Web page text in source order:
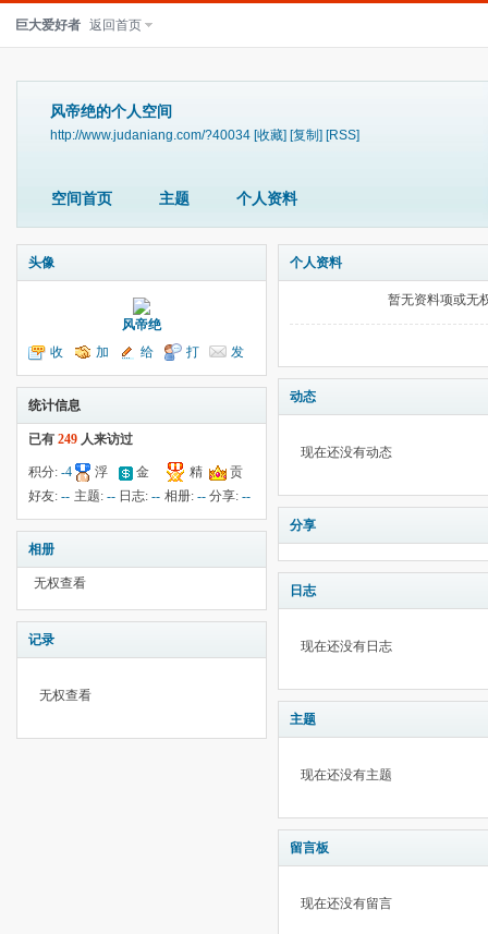
巨大爱好者 返回首页
风帝绝的个人空间
http://www.judaniang.com/?40034 [收藏] [复制] [RSS]
空间首页 主题 个人资料
头像
风帝绝
收
听TA
加
为好友
给
我留言
打
个招呼
发
送消息
统计信息
已有 249 人来访过
积分: -4
浮
云:
金
钱:--
精
华:--
贡
献:--
好友: -- 主题: -- 日志:-- 相册: -- 分享:--
相册
无权查看
记录
无权查看
个人资料
暂无资料项或无
动态
现在还没有动态
分享
日志
现在还没有日志
主题
现在还没有主题
留言板
现在还没有留言